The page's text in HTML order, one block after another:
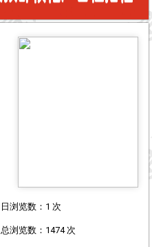
日浏览数：1 次
总浏览数：1474 次